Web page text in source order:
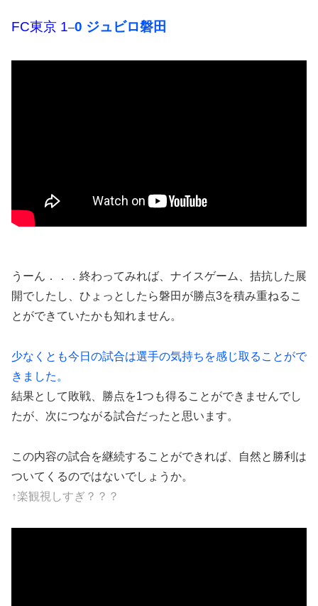
FC東京 1–0 ジュビロ磐田
うーん．．．終わってみれば、ナイスゲーム、拮抗した展
開でしたし、ひょっとしたら磐田が勝点3を積み重ねるこ
とができていたかも知れません。
少なくとも今日の試合は選手の気持ちを感じ取ることがで
きました。
結果として敗戦、勝点を1つも得ることができませんでし
たが、次につながる試合だったと思います。
この内容の試合を継続することができれば、自然と勝利は
ついてくるのではないでしょうか。
↑楽観視しすぎ？？？